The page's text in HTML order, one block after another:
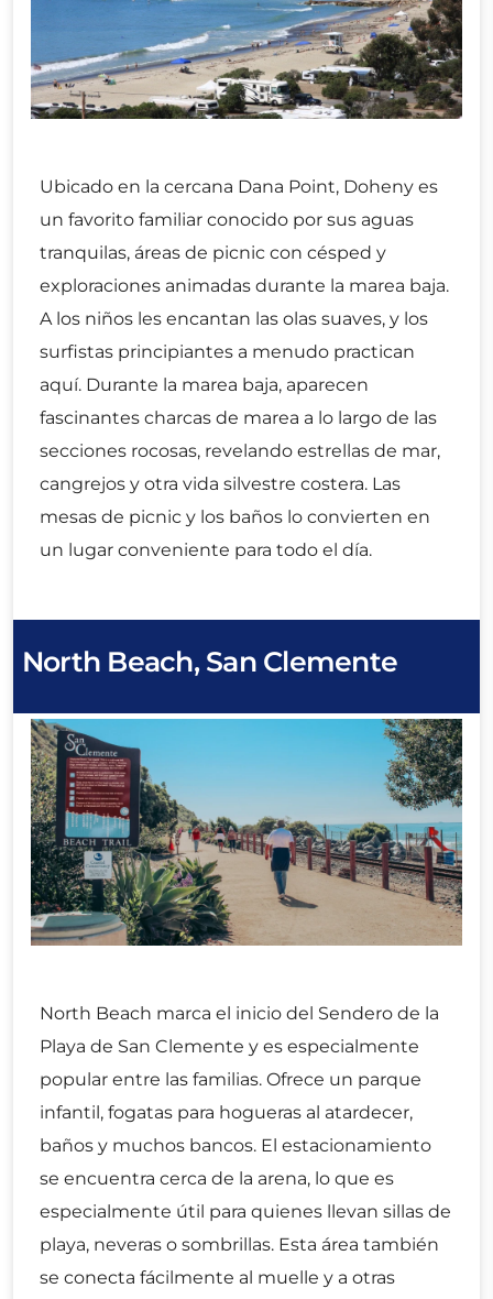
Ubicado en la cercana Dana Point, Doheny es
un favorito familiar conocido por sus aguas
tranquilas, áreas de picnic con césped y
exploraciones animadas durante la marea baja.
A los niños les encantan las olas suaves, y los
surfistas principiantes a menudo practican
aquí. Durante la marea baja, aparecen
fascinantes charcas de marea a lo largo de las
secciones rocosas, revelando estrellas de mar,
cangrejos y otra vida silvestre costera. Las
mesas de picnic y los baños lo convierten en
un lugar conveniente para todo el día.
North Beach, San Clemente
North Beach marca el inicio del Sendero de la
Playa de San Clemente y es especialmente
popular entre las familias. Ofrece un parque
infantil, fogatas para hogueras al atardecer,
baños y muchos bancos. El estacionamiento
se encuentra cerca de la arena, lo que es
especialmente útil para quienes llevan sillas de
playa, neveras o sombrillas. Esta área también
se conecta fácilmente al muelle y a otras